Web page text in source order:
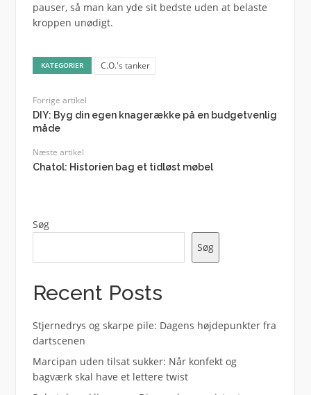
pauser, så man kan yde sit bedste uden at belaste
kroppen unødigt.
KATEGORIER C.O.'s tanker
Forrige artikel
DIY: Byg din egen knagerække på en budgetvenlig
måde
Næste artikel
Chatol: Historien bag et tidløst møbel
Søg
Søg
Recent Posts
Stjernedrys og skarpe pile: Dagens højdepunkter fra
dartscenen
Marcipan uden tilsat sukker: Når konfekt og
bagværk skal have et lettere twist